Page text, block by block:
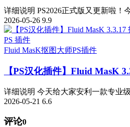
详细说明 PS2026正式版又更新啦！
2026-05-26 9.9
PS 插件
Fluid MasK抠图大师PS插件
【PS汉化插件】Fluid MasK
详细说明 今天给大家安利一款专业
2026-05-21 6.6
评论0